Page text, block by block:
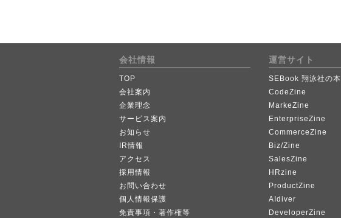
会社情報
TOP
会社案内
企業理念
サービス案内
お知らせ
IR情報
アクセス
採用情報
お問い合わせ
個人情報保護
免責事項・著作権等
運営サイト
SEBook 翔泳社の本
CodeZine
MarkeZine
EnterpriseZine
CommerceZine
Biz/Zine
SalesZine
HRzine
ProductZine
AIdiver
DeveloperZine